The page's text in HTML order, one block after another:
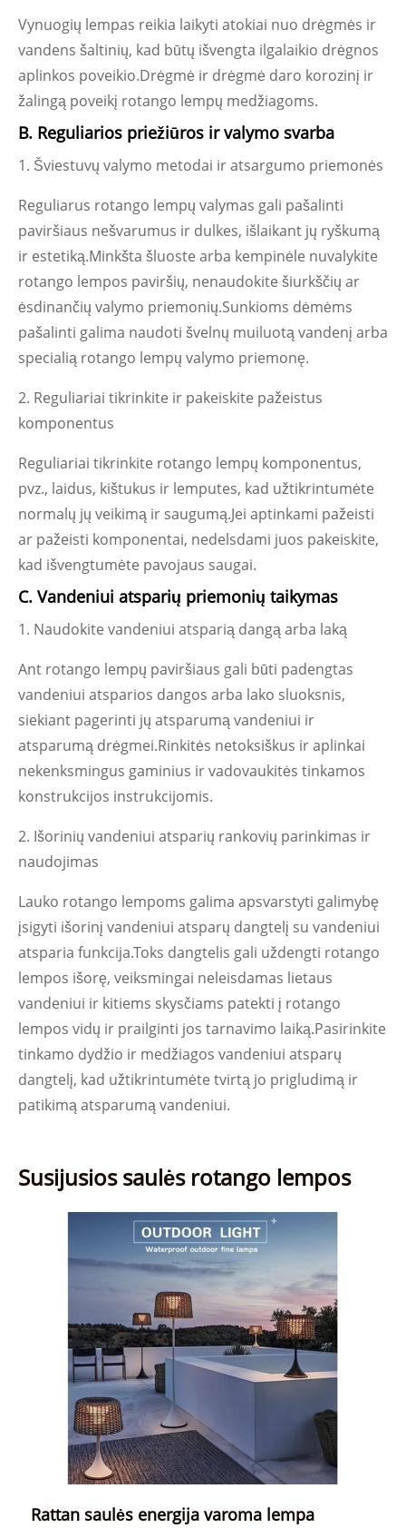
Vynuogių lempas reikia laikyti atokiai nuo drėgmės ir
vandens šaltinių, kad būtų išvengta ilgalaikio drėgnos
aplinkos poveikio.Drėgmė ir drėgmė daro korozinį ir
žalingą poveikį rotango lempų medžiagoms.
B. Reguliarios priežiūros ir valymo svarba
1. Šviestuvų valymo metodai ir atsargumo priemonės
Reguliarus rotango lempų valymas gali pašalinti
paviršiaus nešvarumus ir dulkes, išlaikant jų ryškumą
ir estetiką.Minkšta šluoste arba kempinėle nuvalykite
rotango lempos paviršių, nenaudokite šiurkščių ar
ėsdinančių valymo priemonių.Sunkioms dėmėms
pašalinti galima naudoti švelnų muiluotą vandenį arba
specialią rotango lempų valymo priemonę.
2. Reguliariai tikrinkite ir pakeiskite pažeistus
komponentus
Reguliariai tikrinkite rotango lempų komponentus,
pvz., laidus, kištukus ir lemputes, kad užtikrintumėte
normalų jų veikimą ir saugumą.Jei aptinkami pažeisti
ar pažeisti komponentai, nedelsdami juos pakeiskite,
kad išvengtumėte pavojaus saugai.
C. Vandeniui atsparių priemonių taikymas
1. Naudokite vandeniui atsparią dangą arba laką
Ant rotango lempų paviršiaus gali būti padengtas
vandeniui atsparios dangos arba lako sluoksnis,
siekiant pagerinti jų atsparumą vandeniui ir
atsparumą drėgmei.Rinkitės netoksiškus ir aplinkai
nekenksmingus gaminius ir vadovaukitės tinkamos
konstrukcijos instrukcijomis.
2. Išorinių vandeniui atsparių rankovių parinkimas ir
naudojimas
Lauko rotango lempoms galima apsvarstyti galimybę
įsigyti išorinį vandeniui atsparų dangtelį su vandeniui
atsparia funkcija.Toks dangtelis gali uždengti rotango
lempos išorę, veiksmingai neleisdamas lietaus
vandeniui ir kitiems skysčiams patekti į rotango
lempos vidų ir prailginti jos tarnavimo laiką.Pasirinkite
tinkamo dydžio ir medžiagos vandeniui atsparų
dangtelį, kad užtikrintumėte tvirtą jo prigludimą ir
patikimą atsparumą vandeniui.
Susijusios saulės rotango lempos
Rattan saulės energija varoma lempa